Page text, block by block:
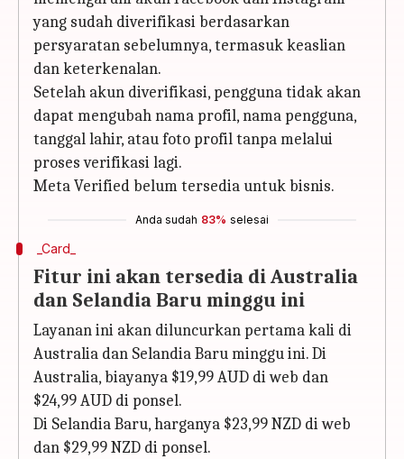
yang sudah diverifikasi berdasarkan
persyaratan sebelumnya, termasuk keaslian
dan keterkenalan.
Setelah akun diverifikasi, pengguna tidak akan
dapat mengubah nama profil, nama pengguna,
tanggal lahir, atau foto profil tanpa melalui
proses verifikasi lagi.
Meta Verified belum tersedia untuk bisnis.
Anda sudah 83% selesai
_Card_
Fitur ini akan tersedia di Australia
dan Selandia Baru minggu ini
Layanan ini akan diluncurkan pertama kali di
Australia dan Selandia Baru minggu ini. Di
Australia, biayanya $19,99 AUD di web dan
$24,99 AUD di ponsel.
Di Selandia Baru, harganya $23,99 NZD di web
dan $29,99 NZD di ponsel.